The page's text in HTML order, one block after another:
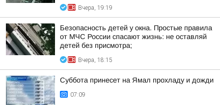
Вчера, 19:19
Безопасность детей у окна. Простые правила
от МЧС России спасают жизнь: не оставляй
детей без присмотра;
Вчера, 18:15
Суббота принесет на Ямал прохладу и дожди
07:09